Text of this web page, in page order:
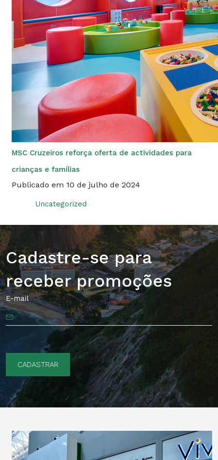
MSC Cruzeiros reforça oferta de actividades para
crianças e famílias
Publicado em 10 de julho de 2024
Uncategorized
Cadastre-se para
receber promoções
E-mail
CADASTRAR